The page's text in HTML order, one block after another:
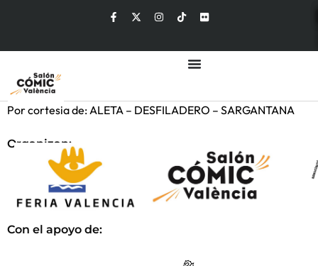
Por cortesia de: ALETA – DESFILADERO – SARGANTANA
Organizan:
Con el apoyo de: